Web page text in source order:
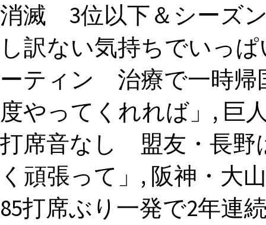
消滅 3位以下＆シーズ
し訳ない気持ちでいっ
ーティン 治療で一時
度やってくれれば」, 巨
打席音なし 盟友・長野
く頑張って」, 阪神・
85打席ぶり一発で2年連